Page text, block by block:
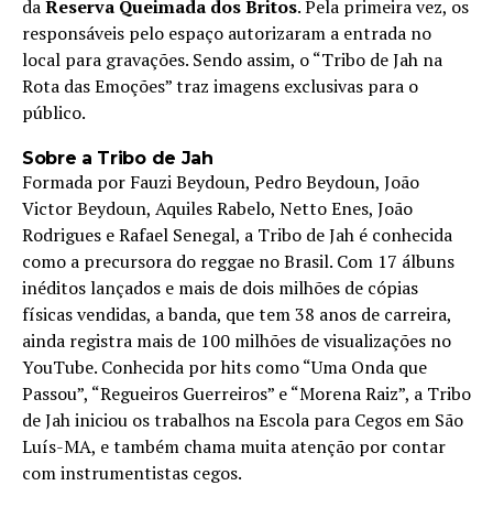
daReserva Queimada dos Britos. Pela primeira vez, os
responsáveis pelo espaço autorizaram a entrada no
local para gravações. Sendo assim, o “Tribo de Jah na
Rota das Emoções” traz imagens exclusivas para o
público.
Sobre a Tribo de Jah
Formada por Fauzi Beydoun, Pedro Beydoun, João
Victor Beydoun, Aquiles Rabelo, Netto Enes, João
Rodrigues e Rafael Senegal, a Tribo de Jah é conhecida
como a precursora do reggae no Brasil. Com 17 álbuns
inéditos lançados e mais de dois milhões de cópias
físicas vendidas, a banda, que tem 38 anos de carreira,
ainda registra mais de 100 milhões de visualizações no
YouTube. Conhecida por hits como “Uma Onda que
Passou”, “Regueiros Guerreiros” e “Morena Raiz”, a Tribo
de Jah iniciou os trabalhos na Escola para Cegos em São
Luís-MA, e também chama muita atenção por contar
com instrumentistas cegos.